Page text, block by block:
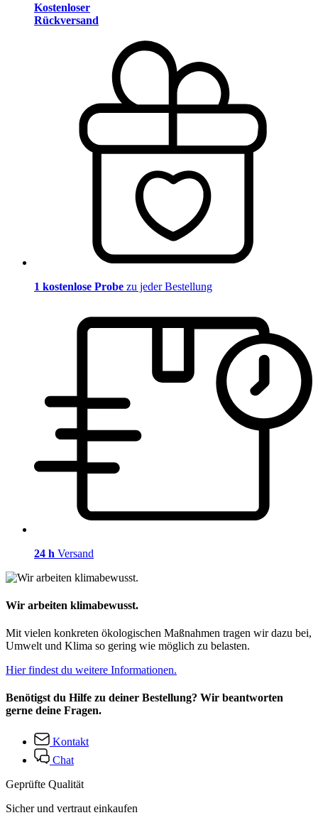
Kostenloser
Rückversand
1 kostenlose Probe zu jeder Bestellung
24 h Versand
Wir arbeiten klimabewusst.
Mit vielen konkreten ökologischen Maßnahmen tragen wir dazu bei,
Umwelt und Klima so gering wie möglich zu belasten.
Hier findest du weitere Informationen.
Benötigst du Hilfe zu deiner Bestellung? Wir beantworten
gerne deine Fragen.
Kontakt
Chat
Geprüfte Qualität
Sicher und vertraut einkaufen